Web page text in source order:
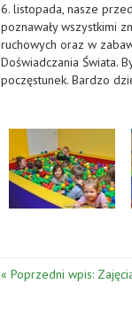
6. listopada, nasze
poznawały wszystkimi
ruchowych oraz w
Doświadczania Świata.
poczęstunek. Bardzo
« Poprzedni wpis: